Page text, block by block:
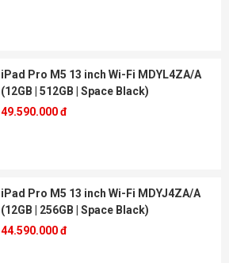
iPad Pro M5 13 inch Wi-Fi MDYL4ZA/A
(12GB | 512GB | Space Black)
49.590.000 đ
iPad Pro M5 13 inch Wi-Fi MDYJ4ZA/A
(12GB | 256GB | Space Black)
44.590.000 đ